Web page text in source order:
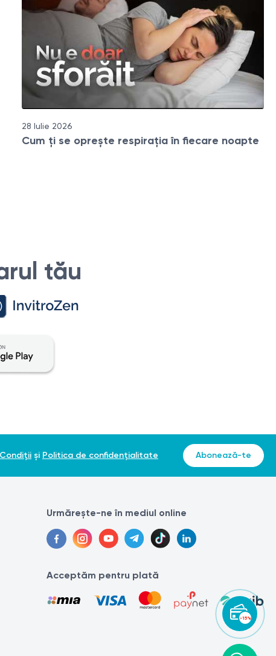
28 Iulie 2026
Cum ți se oprește respirația în fiecare noapte
-15%
tău
și Politica de confidențialitate Abonează-te
Urmărește-ne în mediul online
Acceptăm pentru plată